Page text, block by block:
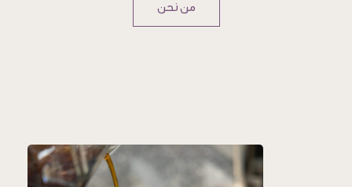
من نحن